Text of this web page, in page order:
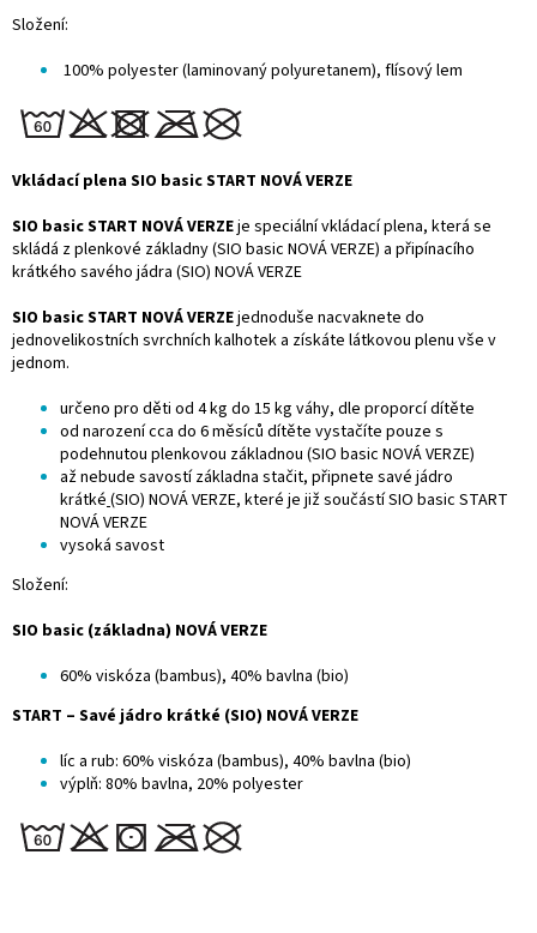
Složení:
100% polyester (laminovaný polyuretanem), flísový lem
Vkládací plena SIO basic START NOVÁ VERZE
SIO basic START NOVÁ VERZEje speciální vkládací plena, která se
skládá z plenkové základny (SIO basic NOVÁ VERZE) a připínacího
krátkého savého jádra (SIO) NOVÁ VERZE
SIO basic START NOVÁ VERZEjednoduše nacvaknete do
jednovelikostních svrchních kalhotek a získáte látkovou plenu vše v
jednom.
určeno pro děti od 4 kg do 15 kg váhy, dle proporcí dítěte
od narození cca do 6 měsíců dítěte vystačíte pouze s
podehnutou plenkovou základnou (SIO basic NOVÁ VERZE)
až nebude savostí základna stačit, připnete savé jádro
krátké (SIO) NOVÁ VERZE, které je již součástí SIO basic START
NOVÁ VERZE
vysoká savost
Složení:
SIO basic (základna) NOVÁ VERZE
60% viskóza (bambus), 40% bavlna (bio)
START – Savé jádro krátké (SIO) NOVÁ VERZE
líc a rub: 60% viskóza (bambus), 40% bavlna (bio)
výplň: 80% bavlna, 20% polyester